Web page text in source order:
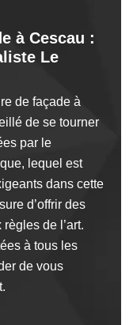
à Cescau :
Le
de façade à
de se tourner
par le
lequel est
dans cette
d’offrir des
de l’art.
à tous les
de vous